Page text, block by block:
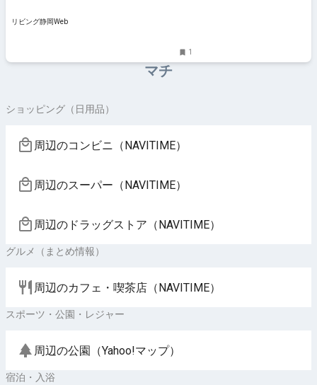
リビング静岡Web
1
マチ
ショッピング（日用品）
周辺のコンビニ（NAVITIME）
周辺のスーパー（NAVITIME）
周辺のドラッグストア（NAVITIME）
グルメ（まとめ情報）
周辺のカフェ・喫茶店（NAVITIME）
スポーツ・公園・レジャー
周辺の公園（Yahoo!マップ）
宿泊・入浴